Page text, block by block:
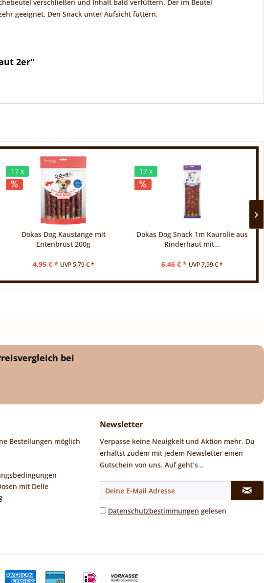
verschließen und Inhalt bald verfüttern. Der im Beutel
geeignet. Den Snack unter Aufsicht füttern.
2er"
17 x
Dokas Dog Kaustange mit
Entenbrust 200g
4,95 € * UVP5,79 € *
17 x
Dokas Dog Snack 1m Kaurolle aus
Rinderhaut mit...
6,46 € * UVP7,99 € *
bei
Bestellungen möglich
mit Delle
Newsletter
Verpasse keine Neuigkeit und Aktion mehr. Du
erhältst zudem mit jedem Newsletter einen
Gutschein von uns. Auf geht´s ..
Datenschutzbestimmungen gelesen